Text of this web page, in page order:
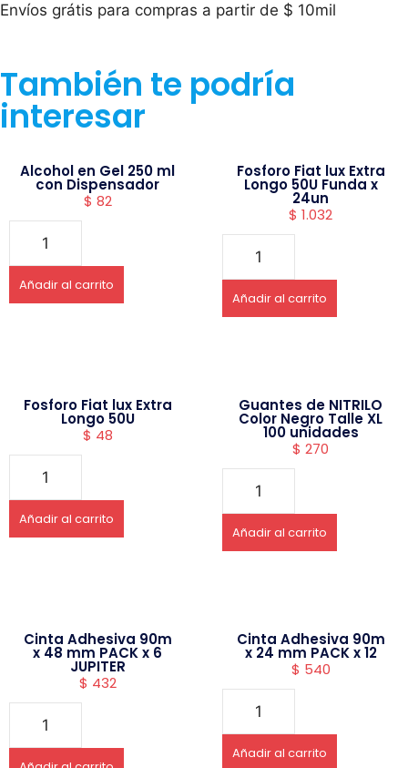
Envíos grátis para compras a partir de $ 10mil
También te podría
interesar
Alcohol en Gel 250 ml
con Dispensador
$ 82
Añadir al carrito
Fosforo Fiat lux Extra
Longo 50U Funda x
24un
$ 1.032
Añadir al carrito
Fosforo Fiat lux Extra
Longo 50U
$ 48
Añadir al carrito
Guantes de NITRILO
Color Negro Talle XL
100 unidades
$ 270
Añadir al carrito
Cinta Adhesiva 90m
x 48 mm PACK x 6
JUPITER
$ 432
Cinta Adhesiva 90m
x 24 mm PACK x 12
$ 540
Añadir al carrito